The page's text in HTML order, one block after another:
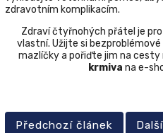
zdravotním komplikacím.
Zdraví čtyřnohých přátel je
vlastní. Užijte si
mazlíčky a pořiďte jim na cesty
krmiva na e-
Předchozí článek